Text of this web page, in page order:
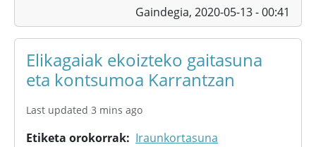
Gaindegia, 2020-05-13 - 00:41
Elikagaiak ekoizteko gaitasuna
eta kontsumoa Karrantzan
Last updated 3 mins ago
Etiketa orokorrak Iraunkortasuna